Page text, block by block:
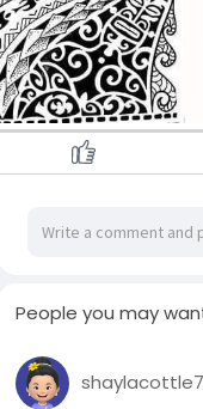
People you may